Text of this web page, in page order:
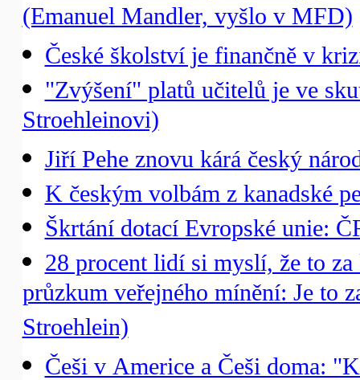
(Emanuel Mandler, vyšlo v MFD)
České školství je finančně v
"Zvýšení" platů učitelů je ve
Stroehleinovi)
Jiří Pehe znovu kárá český
K českým volbám z kanadské
Škrtání dotací Evropské unie:
28 procent lidí si myslí, že to
průzkum veřejného mínění: Je to
Stroehlein)
Češi v Americe a Češi doma: